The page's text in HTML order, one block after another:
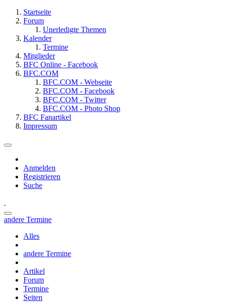
Startseite
Forum
Unerledigte Themen
Kalender
Termine
Mitglieder
BFC Online - Facebook
BFC.COM
BFC.COM - Webseite
BFC.COM - Facebook
BFC.COM - Twitter
BFC.COM - Photo Shop
BFC Fanartikel
Impressum
Anmelden
Registrieren
Suche
andere Termine
Alles
andere Termine
Artikel
Forum
Termine
Seiten